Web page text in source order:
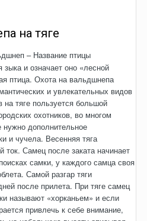
на тяге
– Название птицы
зыка и означает оно «лесной
птица. Охота на вальдшнепа
и увлекательных видов
тяге пользуется большой
охотников, во многом
нужно дополнительное
и чучела. Весенняя тяга
ток. Самец после заката начинает
самки, у каждого самца своя
Самой разгар тяги
после прилета. При тяге самец
называют «хорканьем» и если
привлечь к себе внимание,